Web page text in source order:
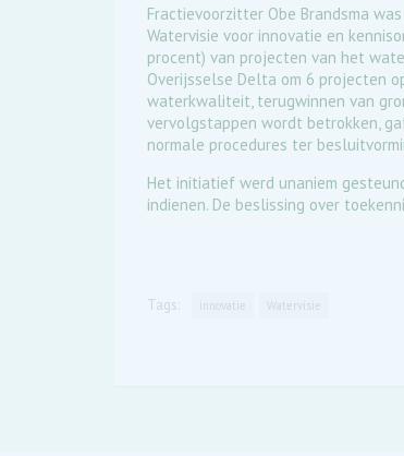
Fractievoorzitter Obe Brandsma
Watervisie voor innovatie en
procent) van projecten van het
Overijsselse Delta om 6 projecten
waterkwaliteit, terugwinnen van
vervolgstappen wordt betrokken,
normale procedures ter
Het initiatief werd unaniem
indienen. De beslissing over
Tags: innovatie Watervisie